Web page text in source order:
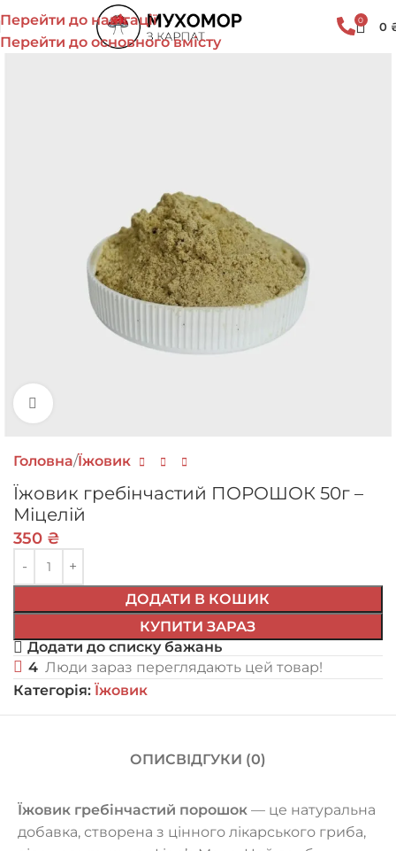
Перейти до навігації
Перейти до основного вмісту
0 0
Натисніть, щоб збільшити
Головна Їжовик
Їжовик гребінчастий ПОРОШОК 50г –
Міцелій
350 ₴
ДОДАТИ В КОШИК
КУПИТИ ЗАРАЗ
Додати до списку бажань
4 Люди зараз переглядають цей товар!
Категорія: Їжовик
ОПИСВІДГУКИ (0)
Їжовик гребінчастий порошок — це натуральна
добавка, створена з цінного лікарського гриба,